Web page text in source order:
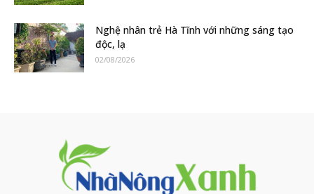
Nghệ nhân trẻ Hà Tĩnh với những sáng tạo
độc, lạ
02/08/2026